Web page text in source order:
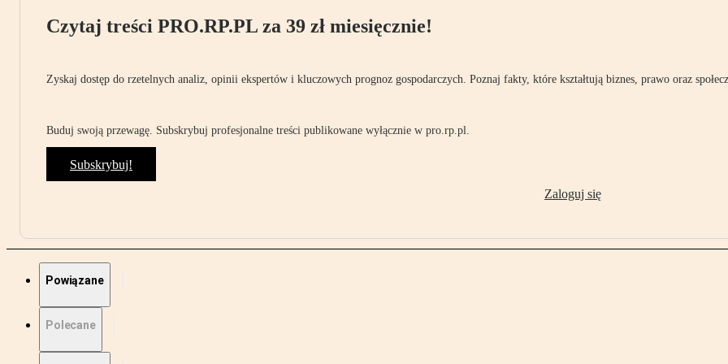
Czytaj treści PRO.RP.PL za 39 zł miesięcznie!
Zyskaj dostęp do rzetelnych analiz, opinii ekspertów i kluczowych prognoz gospodarczych. Poznaj fakty, które kształtują biznes, prawo oraz
Buduj swoją przewagę. Subskrybuj profesjonalne treści publikowane wyłącznie w pro.rp.pl.
Subskrybuj!
Zaloguj się
Powiązane
Polecane